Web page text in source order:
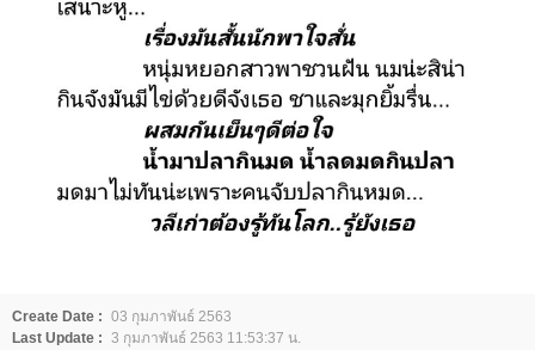
Create Date : 03 กุมภาพันธ์ 2563
Last Update : 3 กุมภาพันธ์ 2563 11:53:37 น.